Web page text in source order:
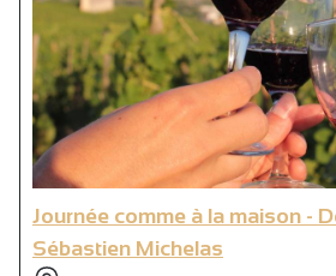
Journée comme à la maison -
Sébastien Michelas